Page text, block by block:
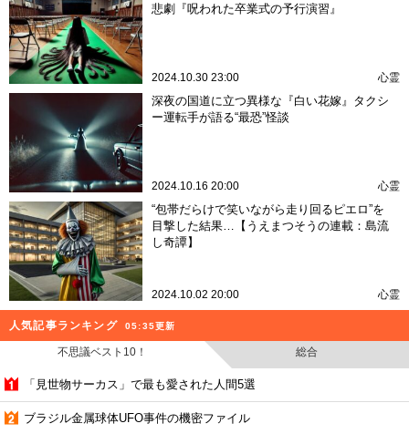
悲劇『呪われた卒業式の予行演習』
2024.10.30 23:00 心霊
深夜の国道に立つ異様な『白い花嫁』タクシ
ー運転手が語る“最恐”怪談
2024.10.16 20:00 心霊
“包帯だらけで笑いながら走り回るピエロ”を
目撃した結果…【うえまつそうの連載：島流
し奇譚】
2024.10.02 20:00 心霊
人気記事ランキング 05:35更新
不思議ベスト10！ 総合
「見世物サーカス」で最も愛された人間5選
ブラジル金属球体UFO事件の機密ファイル